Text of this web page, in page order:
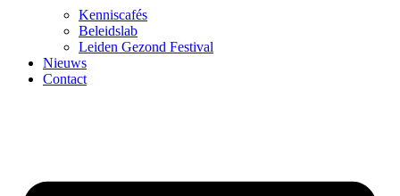
Kenniscafés
Beleidslab
Leiden Gezond Festival
Nieuws
Contact